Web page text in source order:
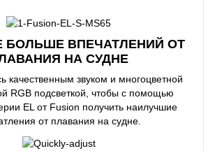
БОЛЬШЕ ВПЕЧАТЛЕНИЙ ОТ
НА СУДНЕ
качественным звуком и многоцветной
RGB подсветкой, чтобы с помощью
EL от Fusion получить наилучшие
от плавания на судне.